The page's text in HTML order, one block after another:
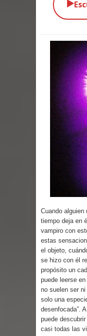
los
▶️
Cuando alguien
tiempo deja en
vampiro con
estas
el objeto,
se hizo con él
propósito un
puede leerse
no suelen ser
solo una
desenfocada”.
puede
casi todas las